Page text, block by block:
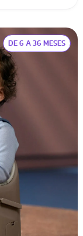
DE 6 A 36 MESES